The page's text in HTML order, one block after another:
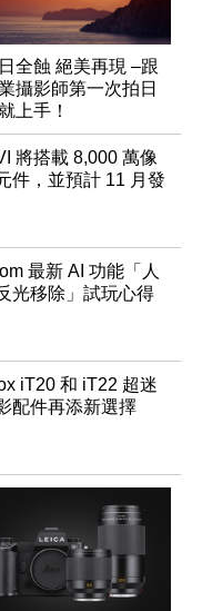
全蝕 絕美再現 –跟
攝影師第一次拍日
上手！
將搭載 8,000 萬像
件，並預計 11 月發
最新 AI 功能「人
光移除」試玩心得
iT20 和 iT22 超迷
配件再添新選擇